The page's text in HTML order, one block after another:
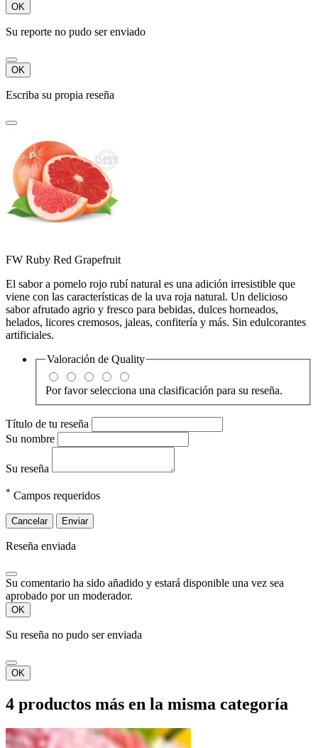
OK
Su reporte no pudo ser enviado
OK
Escriba su propia reseña
FW Ruby Red Grapefruit
El sabor a pomelo rojo rubí natural es una adición irresistible que
viene con las características de la uva roja natural. Un delicioso
sabor afrutado agrio y fresco para bebidas, dulces horneados,
helados, licores cremosos, jaleas, confitería y más. Sin edulcorantes
artificiales.
Valoración de Quality
Por favor selecciona una clasificación para su reseña.
Título de tu reseña
Su nombre
Su reseña
* Campos requeridos
Cancelar Enviar
Reseña enviada
Su comentario ha sido añadido y estará disponible una vez sea
aprobado por un moderador.
OK
Su reseña no pudo ser enviada
OK
4 productos más en la misma categoría